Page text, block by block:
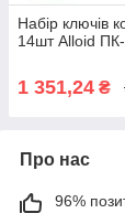
Набір ключів
14шт Alloid
1 351,24 ₴
Про нас
96%